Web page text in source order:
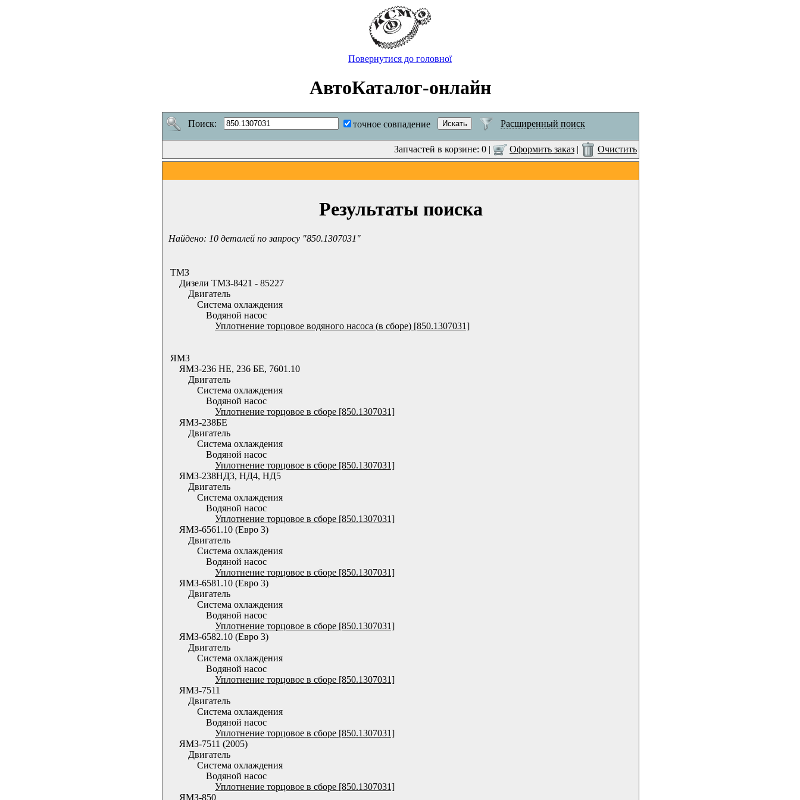
Повернутися до головної
АвтоКаталог-онлайн
Поиск: точное совпадение Расширенный поиск
Запчастей в корзине: 0 | Оформить заказ | Очистить
Результаты поиска
Найдено: 10 деталей по запросу "850.1307031"
ТМЗ
Дизели ТМЗ-8421 - 85227
Двигатель
Система охлаждения
Водяной насос
Уплотнение торцовое водяного насоса (в сборе) [850.1307031]
ЯМЗ
ЯМЗ-236 НЕ, 236 БЕ, 7601.10
Двигатель
Система охлаждения
Водяной насос
Уплотнение торцовое в сборе [850.1307031]
ЯМЗ-238БЕ
Двигатель
Система охлаждения
Водяной насос
Уплотнение торцовое в сборе [850.1307031]
ЯМЗ-238НД3, НД4, НД5
Двигатель
Система охлаждения
Водяной насос
Уплотнение торцовое в сборе [850.1307031]
ЯМЗ-6561.10 (Евро 3)
Двигатель
Система охлаждения
Водяной насос
Уплотнение торцовое в сборе [850.1307031]
ЯМЗ-6581.10 (Евро 3)
Двигатель
Система охлаждения
Водяной насос
Уплотнение торцовое в сборе [850.1307031]
ЯМЗ-6582.10 (Евро 3)
Двигатель
Система охлаждения
Водяной насос
Уплотнение торцовое в сборе [850.1307031]
ЯМЗ-7511
Двигатель
Система охлаждения
Водяной насос
Уплотнение торцовое в сборе [850.1307031]
ЯМЗ-7511 (2005)
Двигатель
Система охлаждения
Водяной насос
Уплотнение торцовое в сборе [850.1307031]
ЯМЗ-850